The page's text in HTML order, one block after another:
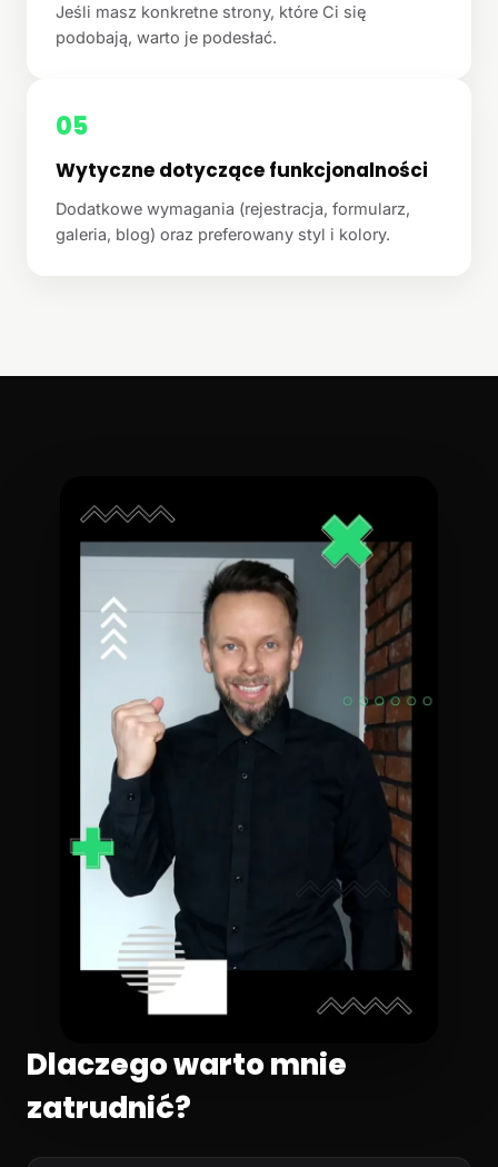
Jeśli masz konkretne strony, które Ci się
podobają, warto je podesłać.
05
Wytyczne dotyczące funkcjonalności
Dodatkowe wymagania (rejestracja, formularz,
galeria, blog) oraz preferowany styl i kolory.
Dlaczego warto mnie
zatrudnić?